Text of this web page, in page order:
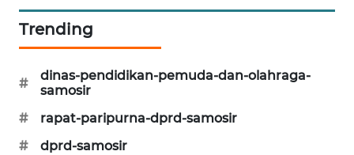
Trending
#
dinas-pendidikan-pemuda-dan-olahraga-
samosir
#
rapat-paripurna-dprd-samosir
#
dprd-samosir